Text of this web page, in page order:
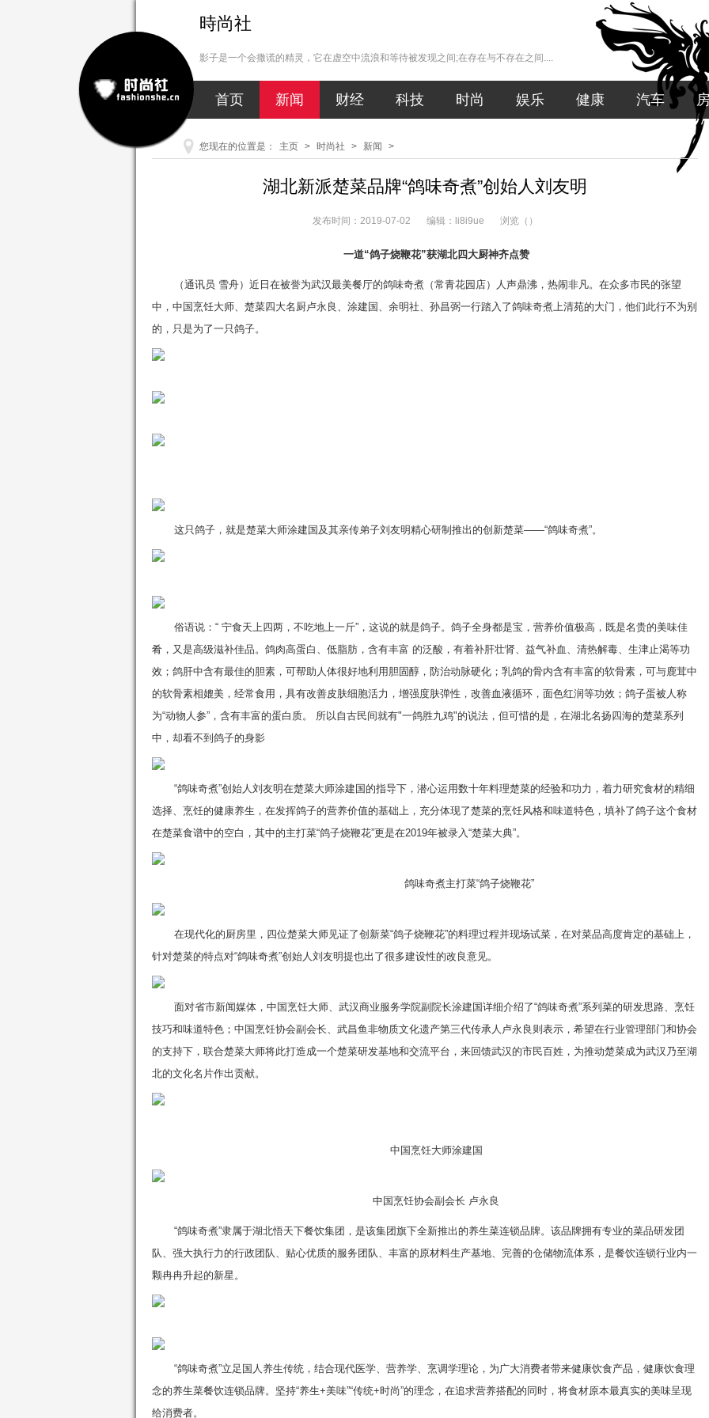
時尚社
影子是一个会撒谎的精灵，它在虚空中流浪和等待被发现之间;在存在与不存在之间....
首页 新闻 财经 科技 时尚 娱乐 健康 汽车
您现在的位置是： 主页 > 时尚社 > 新闻 >
湖北新派楚菜品牌“鸽味奇煮”创始人刘友明
发布时间：2019-07-02 编辑：li8i9ue 浏览（ ）
一道“鸽子烧鞭花”获湖北四大厨神齐点赞
（通讯员 雪舟）近日在被誉为武汉最美餐厅的鸽味奇煮（常青花园店）人声鼎沸，热闹非凡。在众多市民的张望
中，中国烹饪大师、楚菜四大名厨卢永良、涂建国、余明社、孙昌弼一行踏入了鸽味奇煮上清苑的大门，他们此行不为别
的，只是为了一只鸽子。
这只鸽子，就是楚菜大师涂建国及其亲传弟子刘友明精心研制推出的创新楚菜——“鸽味奇煮”。
俗语说：“ 宁食天上四两，不吃地上一斤”，这说的就是鸽子。鸽子全身都是宝，营养价值极高，既是名贵的美味佳
肴，又是高级滋补佳品。鸽肉高蛋白、低脂肪，含有丰富 的泛酸，有着补肝壮肾、益气补血、清热解毒、生津止渴等功
效；鸽肝中含有最佳的胆素，可帮助人体很好地利用胆固醇，防治动脉硬化；乳鸽的骨内含有丰富的软骨素，可与鹿茸中
的软骨素相媲美，经常食用，具有改善皮肤细胞活力，增强度肤弹性，改善血液循环，面色红润等功效；鸽子蛋被人称
为“动物人参”，含有丰富的蛋白质。 所以自古民间就有"一鸽胜九鸡"的说法，但可惜的是，在湖北名扬四海的楚菜系列
中，却看不到鸽子的身影
“鸽味奇煮”创始人刘友明在楚菜大师涂建国的指导下，潜心运用数十年料理楚菜的经验和功力，着力研究食材的精细
选择、烹饪的健康养生，在发挥鸽子的营养价值的基础上，充分体现了楚菜的烹饪风格和味道特色，填补了鸽子这个食材
在楚菜食谱中的空白，其中的主打菜“鸽子烧鞭花”更是在2019年被录入“楚菜大典”。
鸽味奇煮主打菜“鸽子烧鞭花”
在现代化的厨房里，四位楚菜大师见证了创新菜“鸽子烧鞭花”的料理过程并现场试菜，在对菜品高度肯定的基础上，
针对楚菜的特点对“鸽味奇煮”创始人刘友明提也出了很多建设性的改良意见。
面对省市新闻媒体，中国烹饪大师、武汉商业服务学院副院长涂建国详细介绍了“鸽味奇煮”系列菜的研发思路、烹饪
技巧和味道特色；中国烹饪协会副会长、武昌鱼非物质文化遗产第三代传承人卢永良则表示，希望在行业管理部门和协会
的支持下，联合楚菜大师将此打造成一个楚菜研发基地和交流平台，来回馈武汉的市民百姓，为推动楚菜成为武汉乃至湖
北的文化名片作出贡献。
中国烹饪大师涂建国
中国烹饪协会副会长 卢永良
“鸽味奇煮”隶属于湖北悟天下餐饮集团，是该集团旗下全新推出的养生菜连锁品牌。该品牌拥有专业的菜品研发团
队、强大执行力的行政团队、贴心优质的服务团队、丰富的原材料生产基地、完善的仓储物流体系，是餐饮连锁行业内一
颗冉冉升起的新星。
“鸽味奇煮”立足国人养生传统，结合现代医学、营养学、烹调学理论，为广大消费者带来健康饮食产品，健康饮食理
念的养生菜餐饮连锁品牌。坚持“养生+美味”“传统+时尚”的理念，在追求营养搭配的同时，将食材原本最真实的美味呈现
给消费者。